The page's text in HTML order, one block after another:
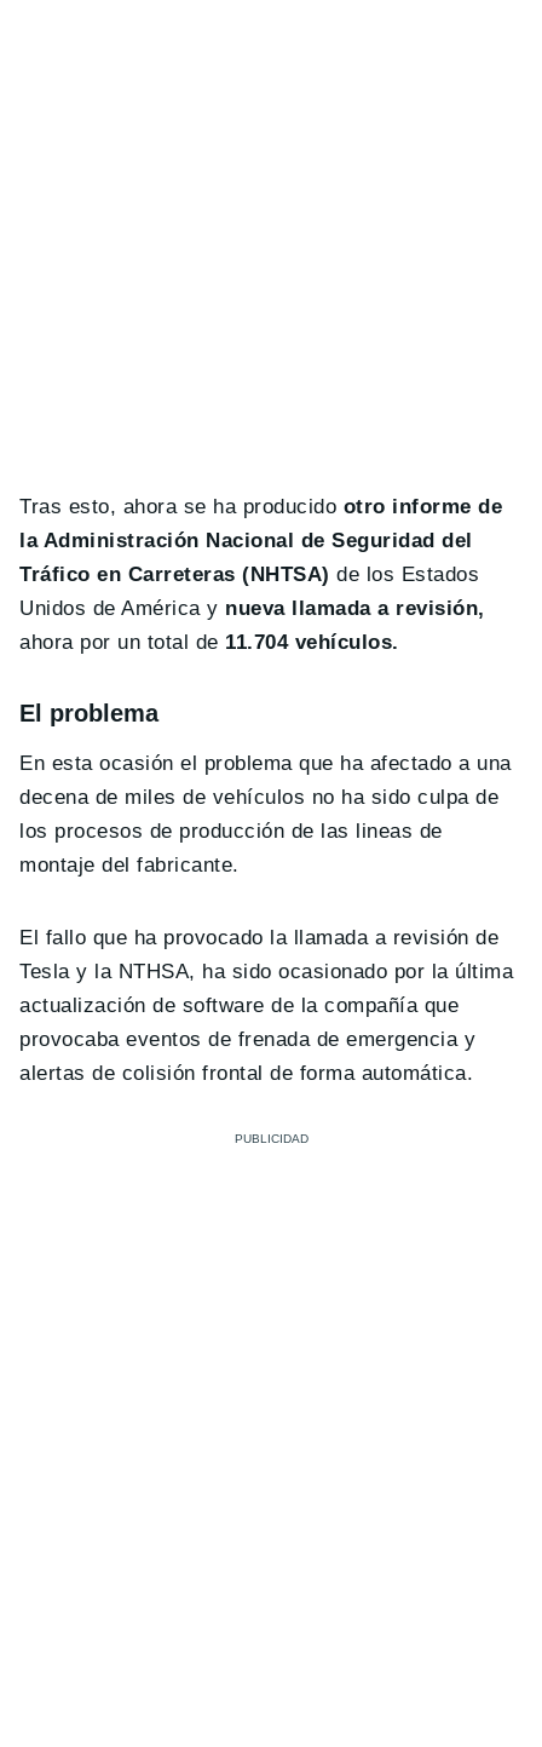
Tras esto, ahora se ha producido otro informe de
la Administración Nacional de Seguridad del
Tráfico en Carreteras (NHTSA) de los Estados
Unidos de América y nueva llamada a revisión,
ahora por un total de 11.704 vehículos.
El problema
En esta ocasión el problema que ha afectado a una
decena de miles de vehículos no ha sido culpa de
los procesos de producción de las lineas de
montaje del fabricante.
El fallo que ha provocado la llamada a revisión de
Tesla y la NTHSA, ha sido ocasionado por la última
actualización de software de la compañía que
provocaba eventos de frenada de emergencia y
alertas de colisión frontal de forma automática.